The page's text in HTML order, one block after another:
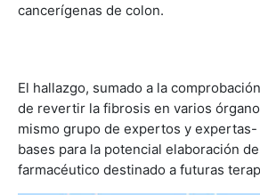
cancerígenas de colon.
El hallazgo, sumado a la
de revertir la fibrosis en varios
mismo grupo de expertos y
bases para la potencial elaboración
farmacéutico destinado a futuras